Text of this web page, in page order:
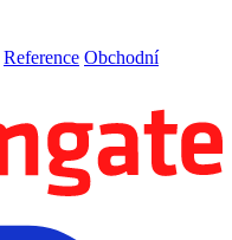
Reference Obchodní